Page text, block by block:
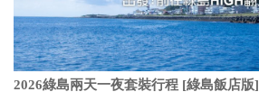
2026綠島兩天一夜套裝行程 [綠島飯店版]